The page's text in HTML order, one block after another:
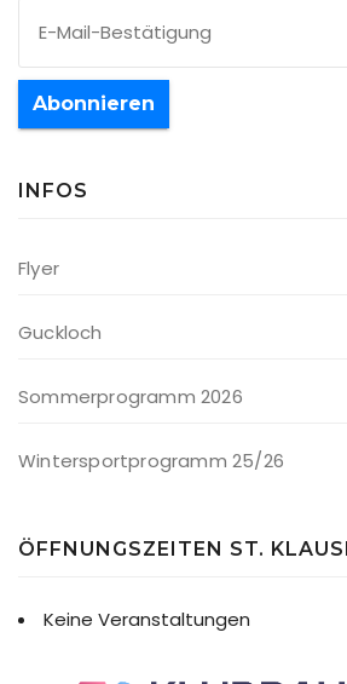
Abonnieren
INFOS
Flyer
Guckloch
Sommerprogramm 2026
Wintersportprogramm 25/26
ÖFFNUNGSZEITEN ST.
Keine Veranstaltungen